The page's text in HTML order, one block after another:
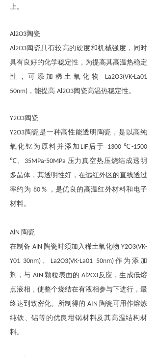
上。
Al2O3陶瓷
Al2O3陶瓷具有较高的硬度和机械强度，同时
具有良好的化学稳定性，为提高其高温热稳定
性，可添加稀土氧化物 La2O3(VK-La01
50nm) ，能提高 Al2O3陶瓷高温热稳定性。
Y2O3陶瓷
Y2O3 陶瓷是一种高性能透明陶瓷，是以高纯
氧化钇为原料并添加 LiF 后于 1300 ℃-1500
℃、 35MPa-50MPa 压力真空热压烧结成透明
多晶体，其透明性好，在远红外区的直线透过
率约为 80 %
，是优良的高温红外材料和电子
材料。
AlN 陶瓷
在制备 AlN 陶瓷时须加入稀土氧化物 Y2O3(VK-
Y01 30nm) 、 La2O3(VK-La01 50nm)作为添加
剂，与 AIN颗粒表面的Al2O3反应，生成低熔
点液相，使整个烧结在有液相参与下进行，最
终达到致密化。所制得的 AIN 陶瓷可用作熔炼
纯铁、铝等的优良坩锅材料及其高温结构材
料。